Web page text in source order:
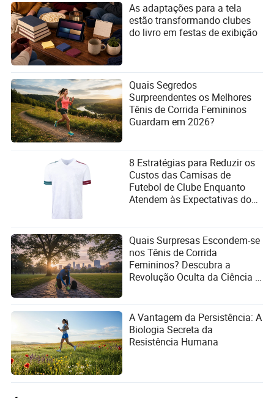
As adaptações para a tela
estão transformando clubes
do livro em festas de exibição
Quais Segredos
Surpreendentes os Melhores
Tênis de Corrida Femininos
Guardam em 2026?
8 Estratégias para Reduzir os
Custos das Camisas de
Futebol de Clube Enquanto
Atendem às Expectativas dos
Quais Surpresas Escondem-se
nos Tênis de Corrida
Femininos? Descubra a
Revolução Oculta da Ciência e
A Vantagem da Persistência: A
Biologia Secreta da
Resistência Humana